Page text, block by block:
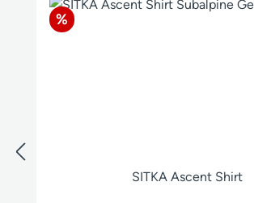
Rabatt
%
SITKA Ascent Shirt